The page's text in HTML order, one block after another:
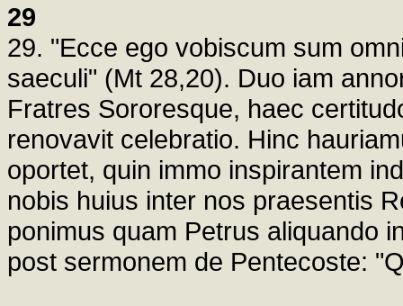
29
29. "Ecce ego vobiscum sum
saeculi" (Mt 28,20). Duo iam
Fratres Sororesque, haec
renovavit celebratio. Hinc
oportet, quin immo inspirantem
nobis huius inter nos praesentis
ponimus quam Petrus aliquando
post sermonem de Pentecoste: